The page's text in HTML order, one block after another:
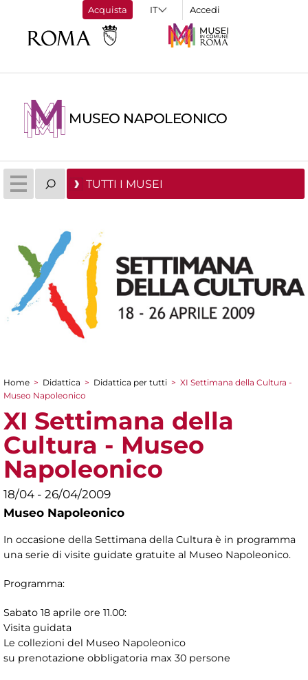
Acquista Accedi
MUSEO NAPOLEONICO
TUTTI I MUSEI
Tu sei qui
Home > Didattica > Didattica per tutti > XI Settimana della Cultura -
Museo Napoleonico
XI Settimana della
Cultura - Museo
Napoleonico
18/04 - 26/04/2009
Museo Napoleonico
In occasione della Settimana della Cultura è in programma
una serie di visite guidate gratuite al Museo Napoleonico.
Programma:
Sabato 18 aprile ore 11.00:
Visita guidata
Le collezioni del Museo Napoleonico
su prenotazione obbligatoria max 30 persone